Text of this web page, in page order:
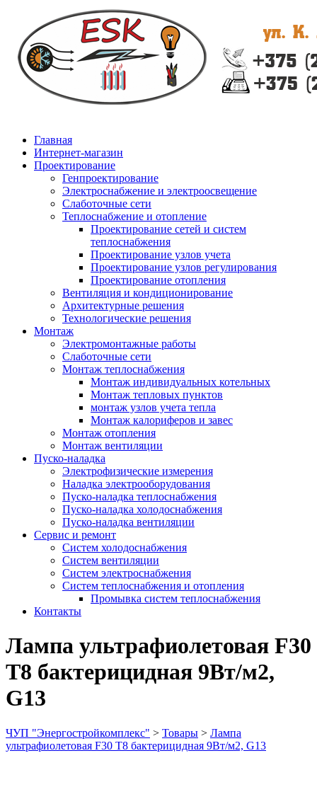
Главная
Интернет-магазин
Проектирование
Генпроектирование
Электроснабжение и электроосвещение
Слаботочные сети
Теплоснабжение и отопление
Проектирование сетей и систем
теплоснабжения
Проектирование узлов учета
Проектирование узлов регулирования
Проектирование отопления
Вентиляция и кондиционирование
Архитектурные решения
Технологические решения
Монтаж
Электромонтажные работы
Слаботочные сети
Монтаж теплоснабжения
Монтаж индивидуальных котельных
Монтаж тепловых пунктов
монтаж узлов учета тепла
Монтаж калориферов и завес
Монтаж отопления
Монтаж вентиляции
Пуско-наладка
Электрофизические измерения
Наладка электрооборудования
Пуско-наладка теплоснабжения
Пуско-наладка холодоснабжения
Пуско-наладка вентиляции
Сервис и ремонт
Систем холодоснабжения
Систем вентиляции
Систем электроснабжения
Систем теплоснабжения и отопления
Промывка систем теплоснабжения
Контакты
Лампа ультрафиолетовая F30
T8 бактерицидная 9Вт/м2,
G13
ЧУП "Энергостройкомплекс" > Товары > Лампа
ультрафиолетовая F30 T8 бактерицидная 9Вт/м2, G13